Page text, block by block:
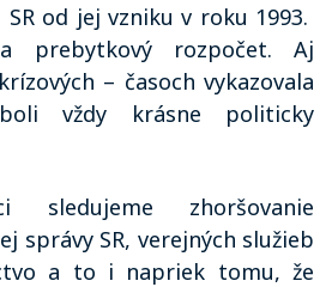
od jej vzniku v roku 1993.
prebytkový rozpočet. Aj
– časoch vykazovala
vždy krásne politicky
sledujeme zhoršovanie
správy SR, verejných služieb
a to i napriek tomu, že